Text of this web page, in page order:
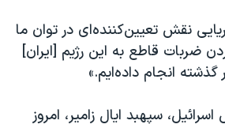
چین
نقش تعیین‌کننده‌ای در توان ما
ضربات قاطع به این رژیم [ایران]
گذشته انجام داده‌ایم.»
سپهبد ایال زامیر، امروز